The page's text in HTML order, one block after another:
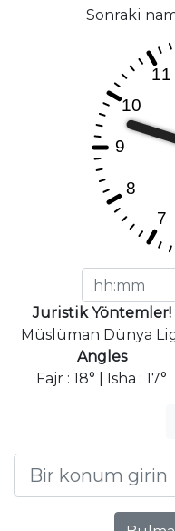
Sonraki
Juristik Yöntemler!
Müslüman Dünya
Angles
Fajr : 18° | Isha : 17°